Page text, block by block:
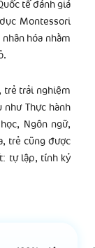
tế đánh giá
Montessori
hóa nhằm
trẻ trải nghiệm
như Thực hành
Ngôn ngữ,
trẻ cũng được
tự lập, tính kỷ